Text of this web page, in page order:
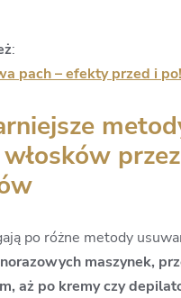
:
pach – efekty przed i po!
przez
po różne metody
maszynek,
aż po kremy czy